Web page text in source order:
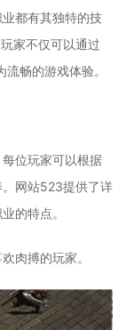
都有其独特的技
家不仅可以通过
畅的游戏体验。
位玩家可以根据
。网站523提供了详
的特点。
肉搏的玩家。